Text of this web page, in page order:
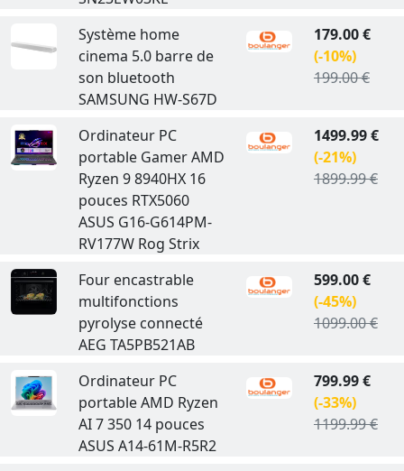
Système home
cinema 5.0 barre de
son bluetooth
SAMSUNG HW-S67D
179.00 €
(-10%)
199.00 €
Ordinateur PC
portable Gamer AMD
Ryzen 9 8940HX 16
pouces RTX5060
ASUS G16-G614PM-
RV177W Rog Strix
1499.99 €
(-21%)
1899.99 €
Four encastrable
multifonctions
pyrolyse connecté
AEG TA5PB521AB
599.00 €
(-45%)
1099.00 €
Ordinateur PC
portable AMD Ryzen
AI 7 350 14 pouces
ASUS A14-61M-R5R2
799.99 €
(-33%)
1199.99 €